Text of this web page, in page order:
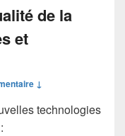
de la
et
↓
technologies